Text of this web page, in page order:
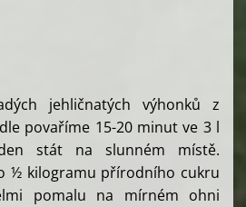
jehličnatých výhonků z
povaříme 15-20 minut ve 3 l
stát na slunném místě.
½ kilogramu přírodního cukru
pomalu na mírném ohni